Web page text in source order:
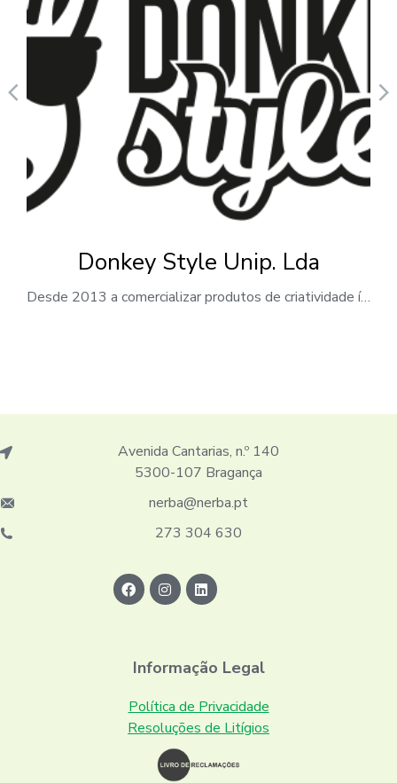
Donkey Style Unip. Lda
Desde 2013 a comercializar produtos de criatividade ímpar de índole artística e cultural. Com experiências e vivências com sentimento bem português. Parceiros da familiar gráfica TIPALTO, com mais de 30 anos de história. A originalidade e exclusividade dos nossos produtos está na enorme dedicação e rigor que colocamos em cada um deles. Apostando sempre no design…
Avenida Cantarias, n.º 140
5300-107 Bragança
nerba@nerba.pt
273 304 630
Informação Legal
Política de Privacidade
Resoluções de Litígios